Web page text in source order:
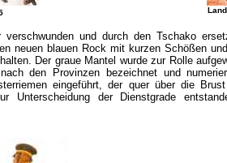
verschwunden und durch den Tschako
neuen blauen Rock mit kurzen Schößen
Der graue Mantel wurde zur Rolle
den Provinzen bezeichnet und
eingeführt, der quer über die
Unterscheidung der Dienstgrade